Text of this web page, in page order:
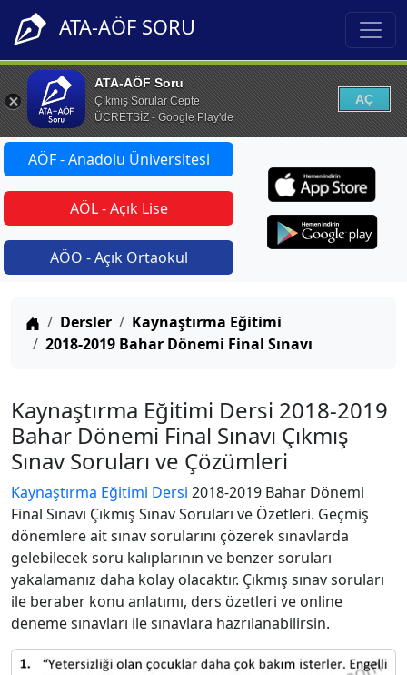
ATA-AÖF SORU
ATA-AÖF Soru
Çıkmış Sorular Cepte
ÜCRETSİZ - Google Play'de
AÇ
AÖF - Anadolu Üniversitesi
AÖL - Açık Lise
AÖO - Açık Ortaokul
Anasayfa
Dersler
Kaynaştırma Eğitimi
2018-2019 Bahar Dönemi Final Sınavı
Kaynaştırma Eğitimi Dersi 2018-2019
Bahar Dönemi Final Sınavı Çıkmış
Sınav Soruları ve Çözümleri
Kaynaştırma Eğitimi Dersi 2018-2019 Bahar Dönemi
Final Sınavı Çıkmış Sınav Soruları ve Özetleri. Geçmiş
dönemlere ait sınav sorularını çözerek sınavlarda
gelebilecek soru kalıplarının ve benzer soruları
yakalamanız daha kolay olacaktır. Çıkmış sınav soruları
ile beraber konu anlatımı, ders özetleri ve online
deneme sınavları ile sınavlara hazrılanabilirsin.